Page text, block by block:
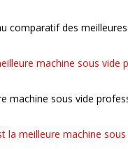
comparatif des
machine sous vide
machine sous vide
la meilleure machine